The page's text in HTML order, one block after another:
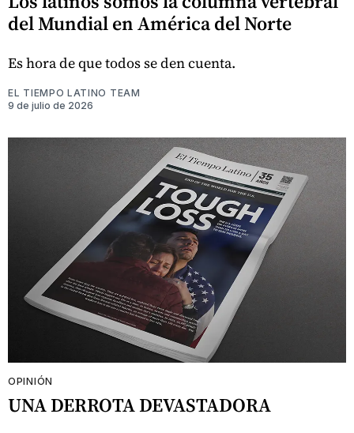
del Mundial en América del Norte
Es hora de que todos se den cuenta.
EL TIEMPO LATINO TEAM
9 de julio de 2026
OPINIÓN
UNA DERROTA DEVASTADORA